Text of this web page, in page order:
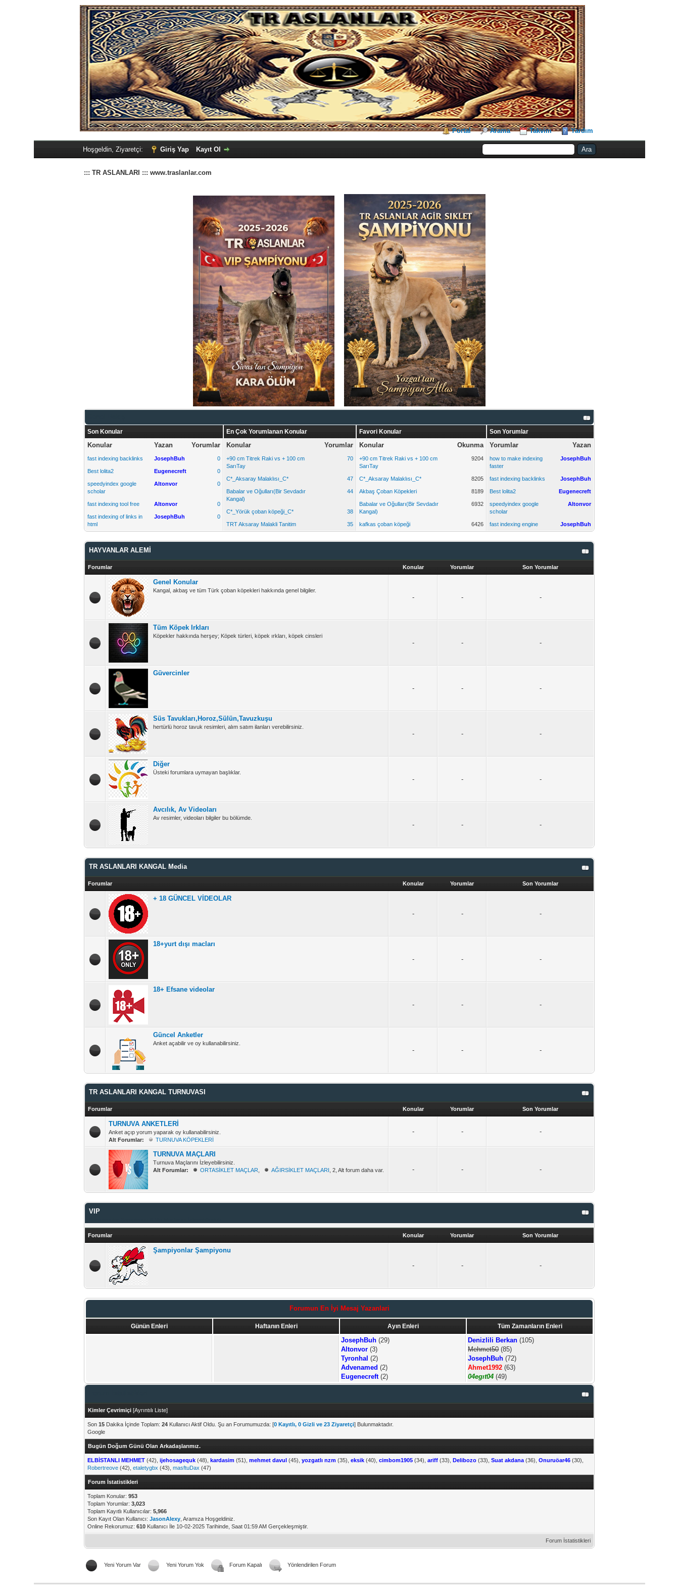
Portal Arama Takvim Yardım
Hoşgeldin, Ziyaretçi: Giriş Yap Kayıt Ol
::: TR ASLANLARI ::: www.traslanlar.com
Son Konular
Konular Yazan Yorumlar
fast indexing backlinks JosephBuh 0
Best lolita2 Eugenecreft 0
speedyindex google
scholar
Altonvor 0
fast indexing tool free Altonvor 0
fast indexing of links in
html
JosephBuh 0
En Çok Yorumlanan Konular
Konular Yorumlar
+90 cm Titrek Raki vs + 100 cm
SarıTay
70
C*_Aksaray Malaklısı_C* 47
Babalar ve Oğulları(Bir Sevdadır
Kangal)
44
C*_Yörük çoban köpeği_C* 38
TRT Aksaray Malakli Tanitim 35
Favori Konular
Konular Okunma
+90 cm Titrek Raki vs + 100 cm
SarıTay
9204
C*_Aksaray Malaklısı_C* 8205
Akbaş Çoban Köpekleri 8189
Babalar ve Oğulları(Bir Sevdadır
Kangal)
6932
kafkas çoban köpeği 6426
Son Yorumlar
Yorumlar Yazan
how to make indexing
faster
JosephBuh
fast indexing backlinks JosephBuh
Best lolita2 Eugenecreft
speedyindex google
scholar
Altonvor
fast indexing engine JosephBuh
HAYVANLAR ALEMİ
Forumlar Konular Yorumlar Son Yorumlar
Genel Konular
Kangal, akbaş ve tüm Türk çoban köpekleri hakkında genel bilgiler.
- - -
Tüm Köpek Irkları
Köpekler hakkında herşey; Köpek türleri, köpek ırkları, köpek cinsleri
- - -
Güvercinler
-
- -
Süs Tavukları,Horoz,Sülün,Tavuzkuşu
hertürlü horoz tavuk resimleri, alım satım ilanları verebilirsiniz.
- - -
Diğer
Üsteki forumlara uymayan başlıklar.
- - -
Avcılık, Av Videoları
Av resimler, videoları bilgiler bu bölümde.
- - -
TR ASLANLARI KANGAL Media
Forumlar Konular Yorumlar Son Yorumlar
+ 18 GÜNCEL VİDEOLAR
-
- -
18+yurt dışı macları
-
- -
18+ Efsane videolar
-
- -
Güncel Anketler
Anket açabilir ve oy kullanabilirsiniz.
- - -
TR ASLANLARI KANGAL TURNUVASI
Forumlar Konular Yorumlar Son Yorumlar
TURNUVA ANKETLERİ
Anket açıp yorum yaparak oy kullanabilirsiniz.
Alt Forumlar:
TURNUVA KÖPEKLERİ
- - -
TURNUVA MAÇLARI
Turnuva Maçlarını İzleyebilirsiniz.
Alt Forumlar:
ORTASİKLET MAÇLAR AĞIRSİKLET MAÇLARI , 2, Alt forum daha var. - - -
VIP
Forumlar Konular Yorumlar Son Yorumlar
Şampiyonlar Şampiyonu
-
- -
Forumun En İyi Mesaj Yazanlari
Günün Enleri Haftanın Enleri Ayın Enleri Tüm Zamanların Enleri
JosephBuh (29)
Altonvor (3)
Tyronhal (2)
Advenamed (2)
Eugenecreft(2)
Denizlili Berkan (105)
Mehmet50(85)
JosephBuh (72)
Ahmet1992 (63)
04egıt04 (49)
Kimler Çevrimiçi [Ayrıntılı Liste]
Son15 Dakika İçinde Toplam:24 Kullanıcı Aktif Oldu. Şu an Forumumuzda: [0 Kayıtlı, 0 Gizli ve 23 Ziyaretçi] Bulunmaktadır.
Google
Bugün Doğum Günü Olan Arkadaşlarımız.
ELBİSTANLI MEHMET (42),ijehosagequk (48),kardasim (51),mehmet davul (45),yozgatlı nzm (35),eksik (40),cimbom1905 (34),ariff (33),Delibozo (33),Suat akdana (36),Onuruöar46 (30),
Robertreove (42),etaletygbx (43),masftuDax (47)
Forum İstatistikleri
Toplam Konular:953
Toplam Yorumlar:3,023
Toplam Kayıtlı Kullanıcılar:5,966
Son Kayıt Olan Kullanıcı:JasonAlexy , Aramıza Hoşgeldiniz.
Online Rekorumuz:610 Kullanıcı İle 10-02-2025 Tarihinde, Saat 01:59 AM Gerçekleşmiştir.
Forum İstatistikleri
Yeni Yorum Var Yeni Yorum Yok Forum Kapalı Yönlendirilen Forum